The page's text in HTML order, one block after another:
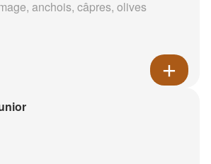
anchois, câpres, olives